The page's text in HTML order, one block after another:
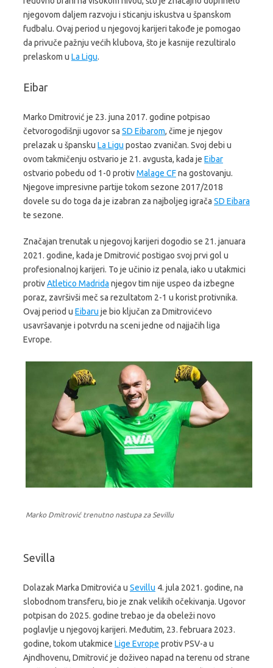
njegovom daljem razvoju i sticanju iskustva u španskom
fudbalu. Ovaj period u njegovoj karijeri takođe je pomogao
da privuče pažnju većih klubova, što je kasnije rezultiralo
prelaskom u La Ligu.
Eibar
Marko Dmitrović je 23. juna 2017. godine potpisao
četvorogodišnji ugovor sa SD Eibarom, čime je njegov
prelazak u špansku La Ligu postao zvaničan. Svoj debi u
ovom takmičenju ostvario je 21. avgusta, kada je Eibar
ostvario pobedu od 1-0 protivMalage CFna gostovanju.
Njegove impresivne partije tokom sezone 2017/2018
dovele su do toga da je izabran za najboljeg igrača SD Eibara
te sezone.
Značajan trenutak u njegovoj karijeri dogodio se 21. januara
2021. godine, kada je Dmitrović postigao svoj prvi gol u
profesionalnoj karijeri. To je učinio iz penala, iako u utakmici
protivAtletico Madrida njegov tim nije uspeo da izbegne
poraz, završivši meč sa rezultatom 2-1 u korist protivnika.
Ovaj period u Eibaru je bio ključan za Dmitrovićevo
usavršavanje i potvrdu na sceni jedne od najjačih liga
Evrope.
Marko Dmitrović trenutno nastupa za Sevillu
Sevilla
Dolazak Marka Dmitrovića u Sevillu 4. jula 2021. godine, na
slobodnom transferu, bio je znak velikih očekivanja. Ugovor
potpisan do 2025. godine trebao je da obeleži novo
poglavlje u njegovoj karijeri. Međutim, 23. februara 2023.
godine, tokom utakmice Lige Evrope protiv PSV-a u
Ajndhovenu, Dmitrović je doživeo napad na terenu od strane